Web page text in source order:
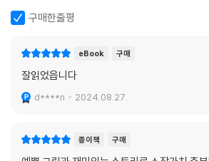
라도 한 사람, 한 사람이 관심을 가지고 주의를 기
속도를 늦추고 펭귄들의 삶도 지금보다 조금은
〈동물과 말하는 아이 릴리〉 시리즈는 현재 열세
이야기들이 계속 출간 중이다. 동물들과 우정을
회를 가질 수 있다.
구매한줄평
eBook 구매
잘읽었읍니다
d****n 2024.08.27.
종이책 구매